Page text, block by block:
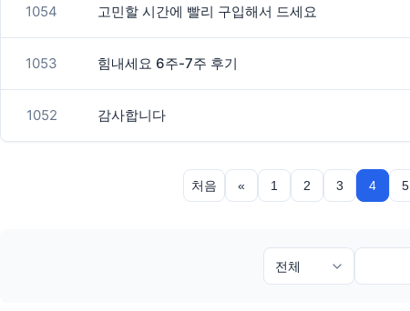
1054 고민할 시간에 빨리 구입해서 드세요
1053 힘내세요 6주-7주 후기
1052 감사합니다
처음 « 1 2 3 4 5